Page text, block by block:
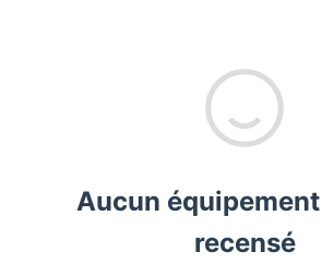
Aucun
recensé